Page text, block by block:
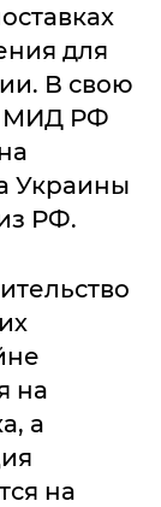
для
В свою
МИД РФ
Украины
РФ.
на
а
на